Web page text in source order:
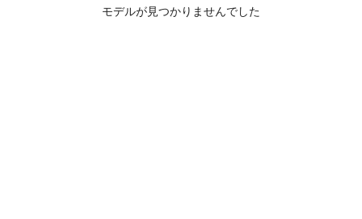
モデルが見つかりませんでした